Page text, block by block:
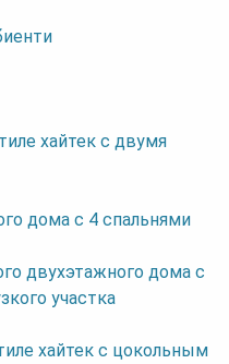
хайтек с двумя
дома с 4 спальнями
двухэтажного дома с
участка
хайтек с цокольным